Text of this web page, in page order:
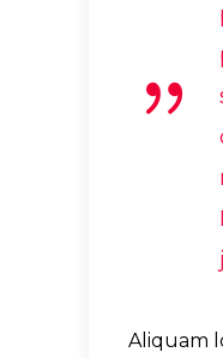
Aliquam